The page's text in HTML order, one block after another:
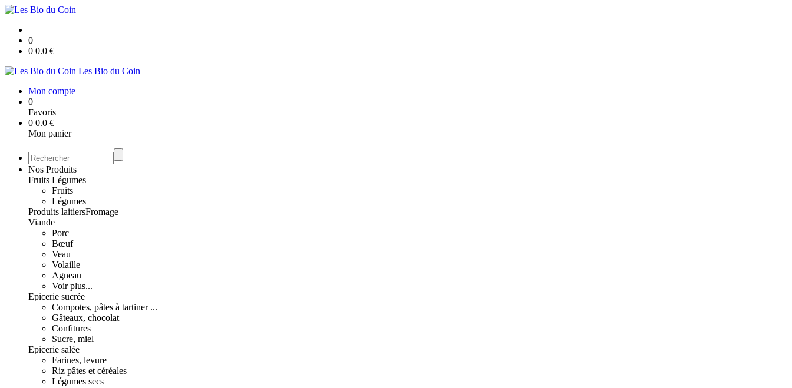
0
0 0.0 €
Les Bio du Coin
Mon compte
0
Favoris
0 0.0 €
Mon panier
Nos Produits
Fruits Légumes
Fruits
Légumes
Produits laitiersFromage
Viande
Porc
Bœuf
Veau
Volaille
Agneau
Voir plus...
Epicerie sucrée
Compotes, pâtes à tartiner ...
Gâteaux, chocolat
Confitures
Sucre, miel
Epicerie salée
Farines, levure
Riz pâtes et céréales
Légumes secs